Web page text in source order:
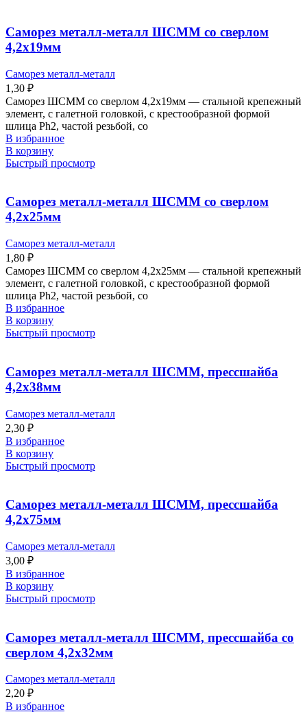
Саморез металл-металл ШСММ со сверлом
4,2х19мм
Саморез металл-металл
1,30 ₽
Саморез ШСММ со сверлом 4,2х19мм — стальной крепежный
элемент, с галетной головкой, с крестообразной формой
шлица Ph2, частой резьбой, со
В избранное
В корзину
Быстрый просмотр
Саморез металл-металл ШСММ со сверлом
4,2х25мм
Саморез металл-металл
1,80 ₽
Саморез ШСММ со сверлом 4,2х25мм — стальной крепежный
элемент, с галетной головкой, с крестообразной формой
шлица Ph2, частой резьбой, со
В избранное
В корзину
Быстрый просмотр
Саморез металл-металл ШСММ, прессшайба
4,2х38мм
Саморез металл-металл
2,30 ₽
В избранное
В корзину
Быстрый просмотр
Саморез металл-металл ШСММ, прессшайба
4,2х75мм
Саморез металл-металл
3,00 ₽
В избранное
В корзину
Быстрый просмотр
Саморез металл-металл ШСММ, прессшайба со
сверлом 4,2х32мм
Саморез металл-металл
2,20 ₽
В избранное